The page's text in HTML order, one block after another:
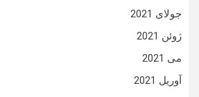
جولای 2021
ژوئن 2021
می 2021
آوریل 2021